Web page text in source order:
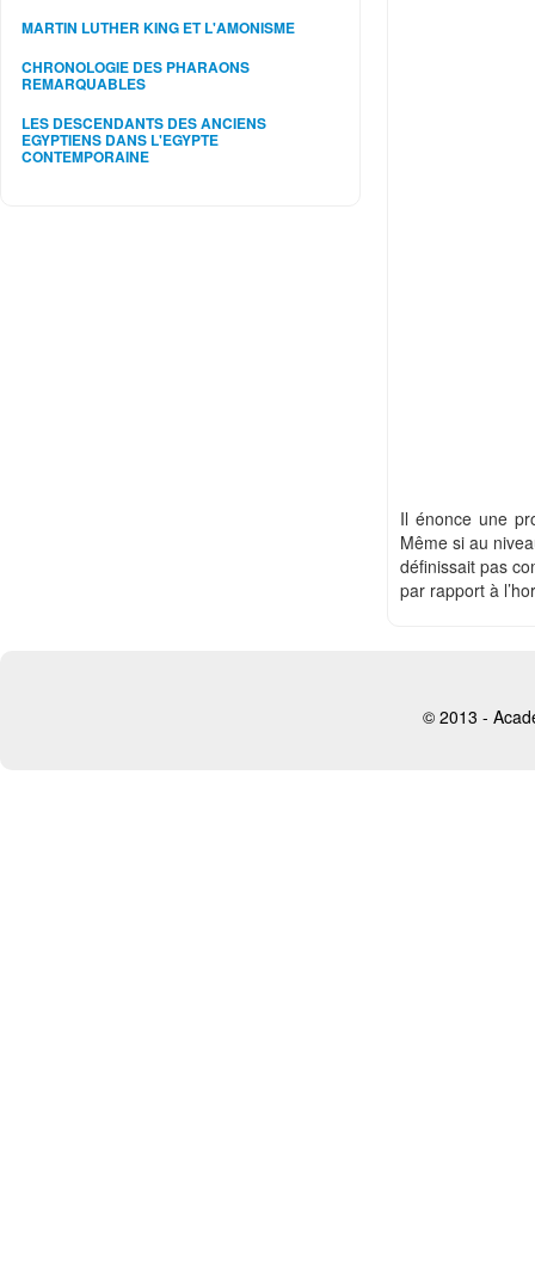
Il énonce une
Même si au
définissait pas
par rapport à
MARTIN LUTHER KING ET L'AMONISME
CHRONOLOGIE DES PHARAONS
REMARQUABLES
LES DESCENDANTS DES ANCIENS
EGYPTIENS DANS L'EGYPTE
CONTEMPORAINE
© 2013 -